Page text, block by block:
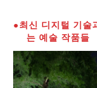
●최신 디지털 기술
는 예술 작품들